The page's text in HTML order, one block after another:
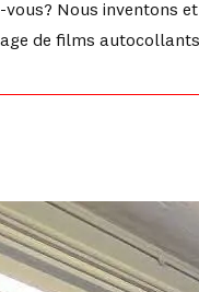
vous? Nous inventons
de films